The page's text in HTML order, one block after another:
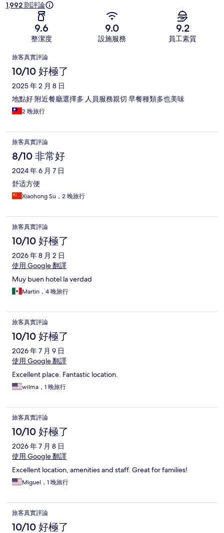
1,992 則評論
9.6
整潔度
9.0
設施服務
9.2
員工素質
評
論
旅客真實評論
10/10 好極了
2025 年 2 月 8 日
地點好 附近餐廳選擇多 人員服務親切 早餐種類多也美味
2 晚旅行
旅客真實評論
8/10 非常好
2024 年 6 月 7 日
舒适方便
Xiaohong Su，2 晚旅行
旅客真實評論
10/10 好極了
2026 年 8 月 2 日
使用 Google 翻譯
Muy buen hotel la verdad
Martin，4 晚旅行
旅客真實評論
10/10 好極了
2026 年 7 月 9 日
使用 Google 翻譯
Excellent place. Fantastic location.
wilma，1 晚旅行
旅客真實評論
10/10 好極了
2026 年 7 月 8 日
使用 Google 翻譯
Excellent location, amenities and staff. Great for families!
Miguel，1 晚旅行
旅客真實評論
10/10 好極了